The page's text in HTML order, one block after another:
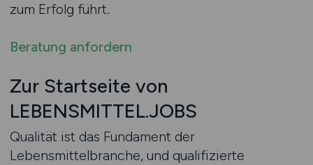
zum Erfolg führt.
Beratung anfordern
Zur Startseite von
LEBENSMITTEL.JOBS
Qualität ist das Fundament der
Lebensmittelbranche, und qualifizierte